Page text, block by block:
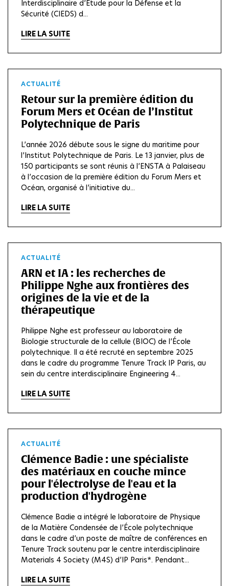
Interdisciplinaire d’Etude pour la Défense et la
Sécurité (CIEDS) d...
LIRE LA SUITE
ACTUALITÉ
Retour sur la première édition du
Forum Mers et Océan de l’Institut
Polytechnique de Paris
L’année 2026 débute sous le signe du maritime pour
l’Institut Polytechnique de Paris. Le 13 janvier, plus de
150 participants se sont réunis à l’ENSTA à Palaiseau
à l’occasion de la première édition du Forum Mers et
Océan, organisé à l’initiative du...
LIRE LA SUITE
ACTUALITÉ
ARN et IA : les recherches de
Philippe Nghe aux frontières des
origines de la vie et de la
thérapeutique
Philippe Nghe est professeur au laboratoire de
Biologie structurale de la cellule (BIOC) de l’École
polytechnique. Il a été recruté en septembre 2025
dans le cadre du programme Tenure Track IP Paris, au
sein du centre interdisciplinaire Engineering 4...
LIRE LA SUITE
ACTUALITÉ
Clémence Badie : une spécialiste
des matériaux en couche mince
pour l'électrolyse de l'eau et la
production d'hydrogène
Clémence Badie a intégré le laboratoire de Physique
de la Matière Condensée de l’École polytechnique
dans le cadre d’un poste de maître de conférences en
Tenure Track soutenu par le centre interdisciplinaire
Materials 4 Society (M4S) d’IP Paris*. Pendant...
LIRE LA SUITE